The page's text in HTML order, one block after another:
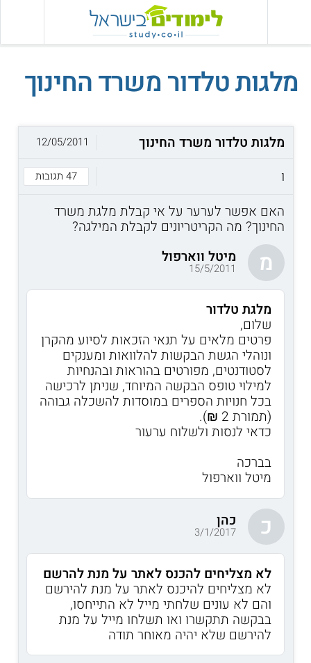
מלגות טלדור משרד החינוך
מלגות טלדור משרד החינוך
ו
47 תגובות
12/05/2011
האם אפשר לערער על אי קבלת מלגת משרד
החינוך? מה הקריטריונים לקבלת המילגה?
מ מיטל ווארפול
15/5/2011
מלגת טלדור
שלום,
פרטים מלאים על תנאי הזכאות לסיוע מהקרן
ונוהלי הגשת הבקשות להלוואות ומענקים
לסטודנטים, מפורטים בהוראות ובהנחיות
למילוי טופס הבקשה המיוחד, שניתן לרכישה
בכל חנויות הספרים במוסדות להשכלה גבוהה
(תמורת 2 ₪).
כדאי לנסות ולשלוח ערעור
בברכה
מיטל ווארפול
כ כהן
3/1/2017
לא מצליחים להכנס לאתר על מנת להרשם
לא מצליחים להיכנס לאתר על מנת להירשם
והם לא עונים שלחתי מייל לא התייחסו,
בבקשה תתקשרו ואו תשלחו מייל על מנת
להירשם שלא יהיה מאוחר תודה